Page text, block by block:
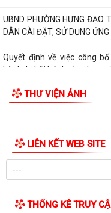
UBND PHƯỜNG HƯNG ĐẠO
DÂN CÀI ĐẶT, SỬ DỤNG
Quyết định về việc công
hành, bị bãi bỏ thuộc phạm vi
THƯ VIỆN ẢNH